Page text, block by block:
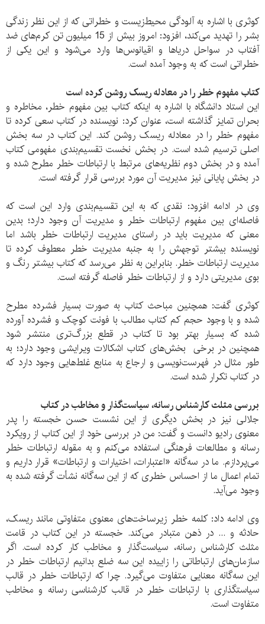
کوثری با اشاره به آلودگی محیط‌زیست و خطراتی که از این نظر زندگی
بشر را تهدید می‌کند، افزود: امروز بیش از 15 میلیون تن کرم‌های ضد
آفتاب در سواحل دریاها و اقیانوس‌ها وارد می‌شود و این یکی از
خطراتی است که به وجود آمده است.
کتاب مفهوم خطر را در معادله ریسک روشن کرده است
این استاد دانشگاه با اشاره به اینکه کتاب بین مفهوم خطر، مخاطره و
بحران تمایز گذاشته است، عنوان کرد: نویسنده در کتاب سعی کرده تا
مفهوم خطر را در معادله ریسک روشن کند. این کتاب در سه بخش
اصلی ترسیم شده است. در بخش نخست تقسیم‌بندی مفهومی کتاب
آمده و در بخش دوم نظریه‌های مرتبط با ارتباطات خطر مطرح شده و
در بخش پایانی نیز مدیریت آن مورد بررسی قرار گرفته است.
وی در ادامه افزود: نقدی که به این تقسیم‌بندی وارد این است که
فاصله‌ای بین مفهوم ارتباطات خطر و مدیریت آن وجود دارد؛ بدین
معنی که مدیریت باید در راستای مدیریت ارتباطات خطر باشد اما
نویسنده بیشتر توجهش را به جنبه مدیریت خطر معطوف کرده تا
مدیریت ارتباطات خطر. بنابراین به نظر می‌رسد که کتاب بیشتر رنگ و
بوی مدیریتی دارد و از ارتباطات خطر فاصله گرفته است.
کوثری گفت: همچنین مباحث کتاب به صورت بسیار فشرده مطرح
شده و با وجود حجم کم کتاب مطالب با فونت کوچک و فشرده آورده
شده که بسیار بهتر بود تا کتاب در قطع بزرگ‌تری منتشر شود
همچنین در برخی بخش‌های کتاب اشکالات ویرایشی وجود دارد؛ به
طور مثال در فهرست‌نویسی و ارجاع به منابع غلط‌هایی وجود دارد که
در کتاب تکرار شده است.
بررسی مثلث کارشناس رسانه، سیاست‌گذار و مخاطب در کتاب
جلالی نیز در بخش دیگری از این نشست حسن خجسته را پدر
معنوی رادیو دانست و گفت: من در بررسی خود از این کتاب از رویکرد
رسانه و مطالعات فرهنگی استفاده می‌کنم و به مقوله ارتباطات خطر
می‌پردازم. ما در سه‌گانه «اعتبارات، اختیارات و ارتباطات» قرار داریم و
تمام اعمال ما از احساس خطری که از این سه‌گانه نشأت گرفته شده به
وجود می‌آید.
وی ادامه داد: کلمه خطر زیرساخت‌های معنوی متفاوتی مانند ریسک،
حادثه و ... در ذهن متبادر می‌کند. خجسته در این کتاب در قامت
مثلث کارشناس رسانه، سیاست‌گذار و مخاطب کار کرده است. اگر
سازمان‌های ارتباطاتی را زاییده این سه ضلع بدانیم ارتباطات خطر در
این سه‌گانه معنایی متفاوت می‌گیرد. چرا که ارتباطات خطر در قالب
سیاستگذاری با ارتباطات خطر در قالب کارشناسی رسانه و مخاطب
متفاوت است.